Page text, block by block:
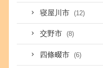
寝屋川市 (12)
交野市 (8)
四條畷市 (6)